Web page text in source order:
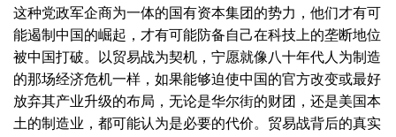
这种党政军企商为一体的国有资本集团的势力，他们才有可
能遏制中国的崛起，才有可能防备自己在科技上的垄断地位
被中国打破。以贸易战为契机，宁愿就像八十年代人为制造
的那场经济危机一样，如果能够迫使中国的官方改变或最好
放弃其产业升级的布局，无论是华尔街的财团，还是美国本
土的制造业，都可能认为是必要的代价。贸易战背后的真实